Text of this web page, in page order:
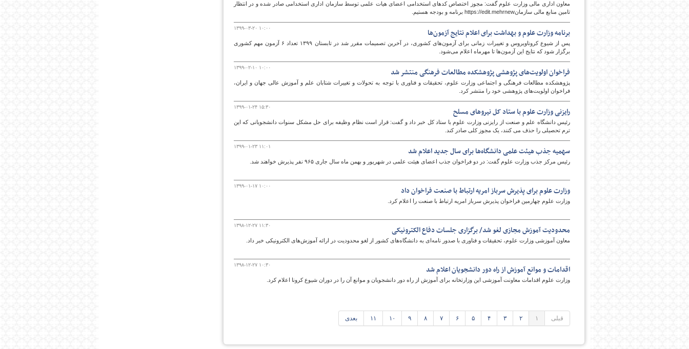
معاون اداری مالی وزارت علوم گفت: مجوز اختصاص کدهای استخدامی اعضای هیات علمی توسط سازمان اداری استخدامی صادر شده و در انتظار
تامین منابع مالی سازمانhttps://edit.mehrnew برنامه و بودجه هستیم.
۱۳۹۹-۰۳-۲۰ ۱۰:۰۰ برنامه وزارت علوم و بهداشت برای اعلام نتایج آزمون‌ها
پس از شیوع کروناویروس و تغییرات زمانی برای آزمون‌های کشوری، در آخرین تصمیمات مقرر شد در تابستان ۱۳۹۹ تعداد ۶ آزمون مهم کشوری
برگزار شود که نتایج این آزمون‌ها تا مهرماه اعلام می‌شود.
۱۳۹۹-۰۲-۱۰ ۱۰:۰۰ فراخوان اولویت‌های پژوهشی پژوهشکده مطالعات فرهنگی منتشر شد
پژوهشکده مطالعات فرهنگی و اجتماعی وزارت علوم، تحقیقات و فناوری با توجه به تحولات و تغییرات شتابان علم و آموزش عالی جهان و ایران،
فراخوان اولویت‌های پژوهشی خود را منتشر کرد.
۱۳۹۹-۰۱-۲۴ ۱۵:۳۰ رایزنی وزارت علوم با ستاد کل نیروهای مسلح
رئیس دانشگاه علم و صنعت از رایزنی وزارت علوم با ستاد کل خبر داد و گفت: قرار است نظام وظیفه برای حل مشکل سنوات دانشجویانی که این
ترم تحصیلی را حذف می کنند، یک مجوز کلی صادر کند.
۱۳۹۹-۰۱-۲۳ ۱۱:۰۱ سهمیه جذب هیئت علمی دانشگاه‌ها برای سال جدید اعلام شد
رئیس مرکز جذب وزارت علوم گفت: در دو فراخوان جذب اعضای هیئت علمی در شهریور و بهمن ماه سال جاری ۹۶۵ نفر پذیرش خواهند شد.
۱۳۹۹-۰۱-۱۷ ۱۰:۰۰ وزارت علوم برای پذیرش سرباز امریه ارتباط با صنعت فراخوان داد
وزارت علوم چهارمین فراخوان پذیرش سرباز امریه ارتباط با صنعت را اعلام کرد.
۱۳۹۸-۱۲-۲۷ ۱۱:۳۰ محدودیت آموزش مجازی لغو شد/ برگزاری جلسات دفاع الکترونیکی
معاون آموزشی وزارت علوم، تحقیقات و فناوری با صدور نامه‌ای به دانشگاه‌های کشور از لغو محدودیت در ارائه آموزش‌های الکترونیکی خبر داد.
۱۳۹۸-۱۲-۲۷ ۱۰:۳۰ اقدامات و موانع آموزش از راه دور دانشجویان اعلام شد
وزارت علوم اقدامات معاونت آموزشی این وزارتخانه برای آموزش از راه دور دانشجویان و موانع آن را در دوران شیوع کرونا اعلام کرد.
قبلی ۱ ۲ ۳ ۴ ۵ ۶ ۷ ۸ ۹ ۱۰ ۱۱ بعدی